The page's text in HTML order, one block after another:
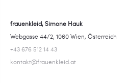
frauenkleid, Simone Hauk
Webgasse 44/2, 1060 Wien, Österreich
+43 676 512 14 43
kontakt@frauenkleid.at